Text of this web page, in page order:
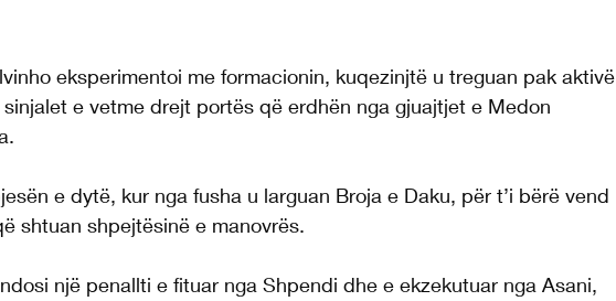
eksperimentoi me formacionin, kuqezinjtë u treguan pak aktivë
e vetme drejt portës që erdhën nga gjuajtjet e Medon
e dytë, kur nga fusha u larguan Broja e Daku, për t’i bërë vend
shtuan shpejtësinë e manovrës.
një penallti e fituar nga Shpendi dhe e ekzekutuar nga Asani,